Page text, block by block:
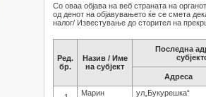
Со оваа објава на веб страната на органот
од денот на објавувањето ќе се смета
налог/ Известување до сторител на
Ред.
бр.
Назив / Име
на субјект
Последна
Адреса
Марин ул„Букурешка“